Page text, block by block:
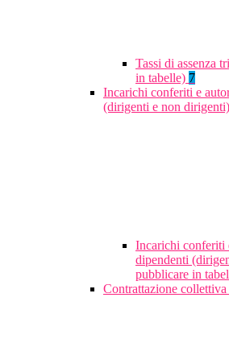
Tassi di assenza
in tabelle) 7
Incarichi conferiti e
(dirigenti e non dirigenti)
Incarichi conferiti
dipendenti
pubblicare in
Contrattazione collettiva